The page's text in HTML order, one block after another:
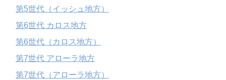
第5世代（イッシュ地方）
第6世代 カロス地方
第6世代（カロス地方）
第7世代 アローラ地方
第7世代（アローラ地方）